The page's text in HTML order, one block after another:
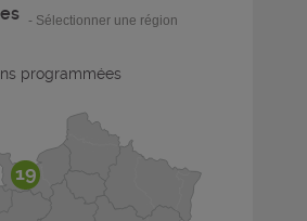
- Sélectionner une région
programmées
19